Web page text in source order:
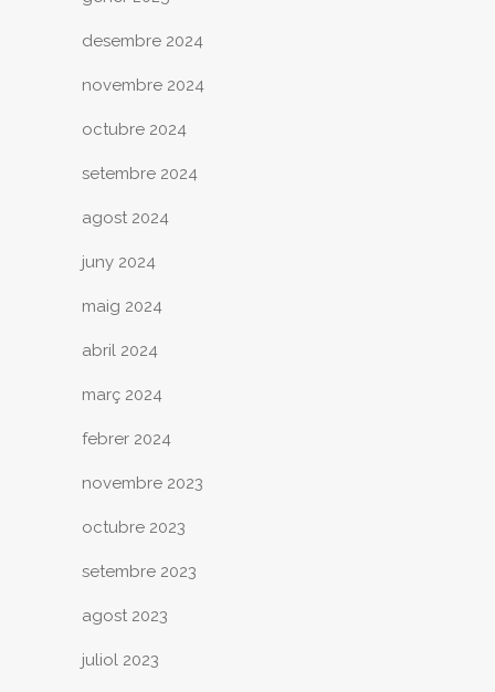
desembre 2024
novembre 2024
octubre 2024
setembre 2024
agost 2024
juny 2024
maig 2024
abril 2024
març 2024
febrer 2024
novembre 2023
octubre 2023
setembre 2023
agost 2023
juliol 2023